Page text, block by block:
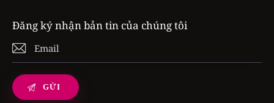
Đăng ký nhận bản tin của chúng tôi